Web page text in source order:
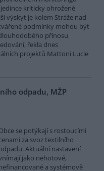
kriticky ohrožené
výskyt je kolem Stráže nad
podmínky mohou být
přínosu
řekla dnes
projektů Mattoni Lucie
odpadu, MŽP
se potýkají s rostoucími
za svoz textilního
Aktuální nastavení
jako nehotové,
a systémově